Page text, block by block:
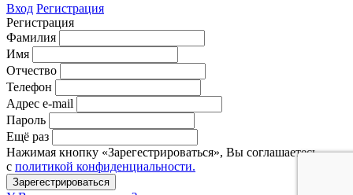
Вход Регистрация
Регистрация
Фамилия
Имя
Отчество
Телефон
Адрес e-mail
Пароль
Ещё раз
Нажимая кнопку «Зарегестрироваться», Вы соглашаетесь
с политикой конфиденциальности.